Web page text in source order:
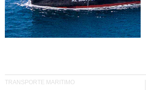
TRANSPORTE MARÍTIMO